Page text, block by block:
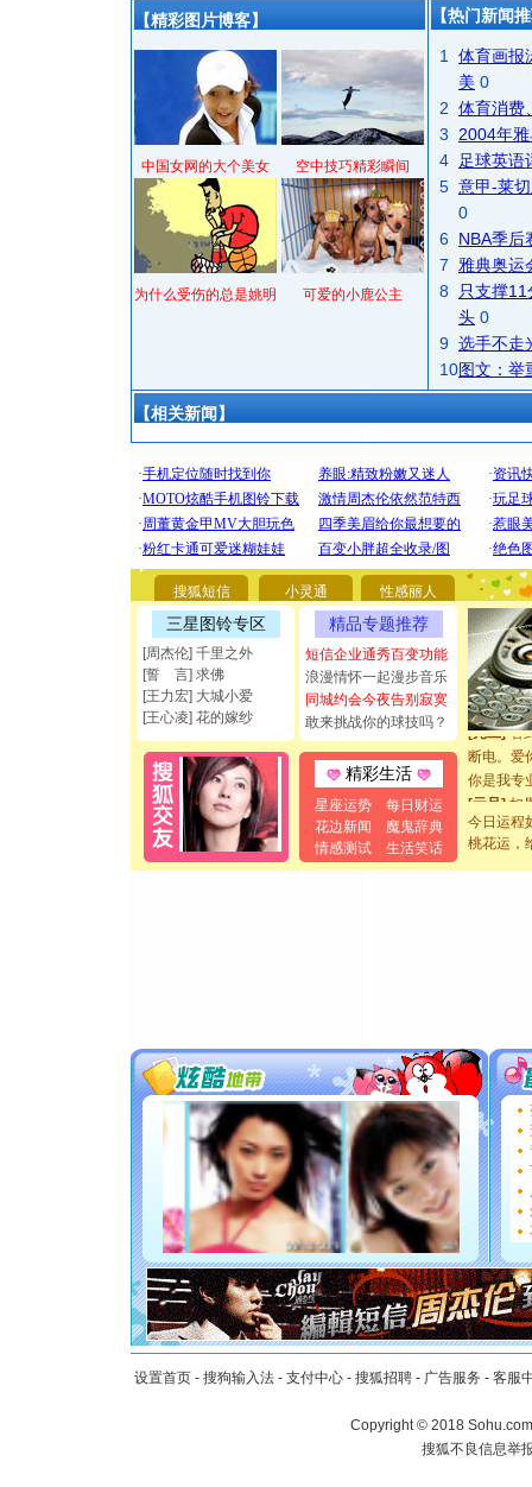
【精彩图片博客】
中国女网的大个美女 空中技巧精彩瞬间
为什么受伤的总是姚明 可爱的小鹿公主
【热门新闻
1
体育画报
美 0
2 体育消费
3
2004年
4
足球英语
5 意甲-莱
0
6 NBA季后
7
雅典奥运
8
只支撑
头 0
9 选手不走
10图文：举
【相关新闻】
搜狐短信 小灵通 性感丽人
三星图铃专区
[周杰伦] 千里之外
[誓 言] 求佛
[王力宏] 大城小爱
[王心凌] 花的嫁纱
精品专题推荐
短信企业通秀百变功能
浪漫情怀一起漫步音乐
同城约会今夜告别寂寞
敢来挑战你的球技吗？
精彩生活
星座运势
每日财运
花边新闻
魔鬼辞典
情感测试
生活笑话
[圣诞节]
你太多
要平安！
[圣诞节]
能正大光
都要快乐
[圣诞节]
如意,快
[元旦]看
断电。爱
你是我专
[元旦]如
离。水晶
送你一棵
[圣诞节]
你太多，
要平安
[圣诞节]
能正大
都要快乐
[圣诞节]
如意,快
[元旦]看
断电。爱
你是我专
[元旦]如
起；二是
离。水晶
泣，这痛
卖了。水
今日运程
桃花运，
设置首页 - 搜狗输入法 - 支付中心 - 搜狐招聘 - 广告服务 - 客服
Copyright©2018
搜狐不良信息举